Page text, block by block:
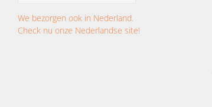
We bezorgen ook in Nederland.
Check nu onze Nederlandse site!